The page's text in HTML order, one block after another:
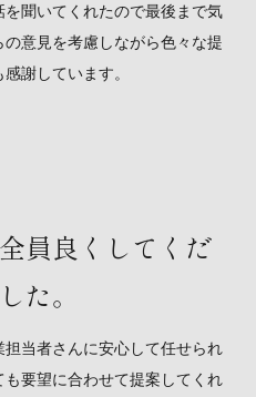
聞いてくれたので最後まで気
意見を考慮しながら色々な提
謝しています。
員良くしてくだ
た。
当者さんに安心して任せられ
要望に合わせて提案してくれ